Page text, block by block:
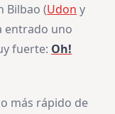
Bilbao (Udon y
entrado uno
fuerte: Oh!
más rápido de